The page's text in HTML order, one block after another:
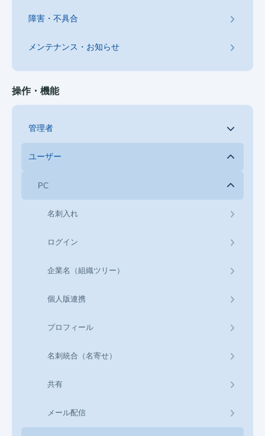
障害・不具合
メンテナンス・お知らせ
操作・機能
管理者
ユーザー
PC
名刺入れ
ログイン
企業名（組織ツリー）
個人版連携
プロフィール
名刺統合（名寄せ）
共有
メール配信